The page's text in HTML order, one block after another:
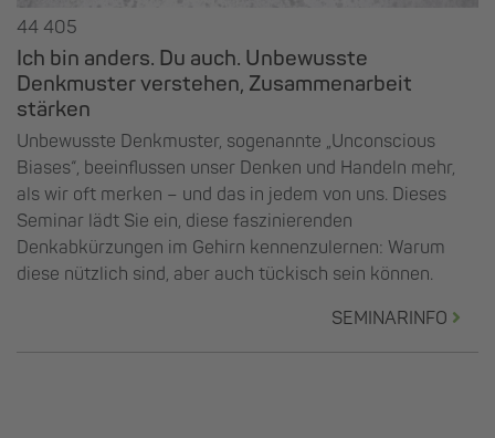
44 405
Ich bin anders. Du auch. Unbewusste
Denkmuster verstehen, Zusammenarbeit
stärken
Unbewusste Denkmuster, sogenannte „Unconscious
Biases“, beeinflussen unser Denken und Handeln mehr,
als wir oft merken – und das in jedem von uns. Dieses
Seminar lädt Sie ein, diese faszinierenden
Denkabkürzungen im Gehirn kennenzulernen: Warum
diese nützlich sind, aber auch tückisch sein können.
SEMINARINFO